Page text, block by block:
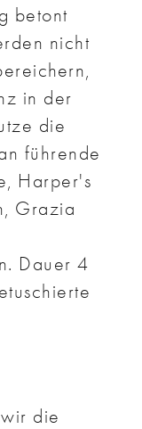
betont
nicht
in der
die
führende
Harper's
Grazia
Dauer 4
die